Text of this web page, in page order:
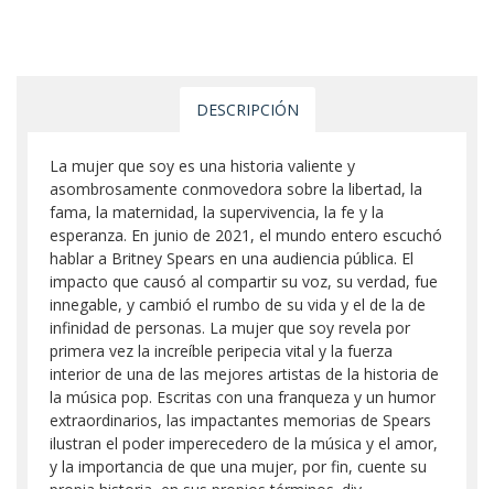
DESCRIPCIÓN
La mujer que soy es una historia valiente y
asombrosamente conmovedora sobre la libertad, la
fama, la maternidad, la supervivencia, la fe y la
esperanza. En junio de 2021, el mundo entero escuchó
hablar a Britney Spears en una audiencia pública. El
impacto que causó al compartir su voz, su verdad, fue
innegable, y cambió el rumbo de su vida y el de la de
infinidad de personas. La mujer que soy revela por
primera vez la increíble peripecia vital y la fuerza
interior de una de las mejores artistas de la historia de
la música pop. Escritas con una franqueza y un humor
extraordinarios, las impactantes memorias de Spears
ilustran el poder imperecedero de la música y el amor,
y la importancia de que una mujer, por fin, cuente su